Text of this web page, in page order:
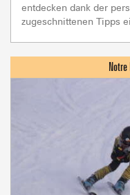
entdecken dank der
zugeschnittenen Tipps